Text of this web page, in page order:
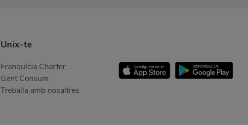
Unix-te
Franquícia Charter
Gent Consum
Treballa amb nosaltres